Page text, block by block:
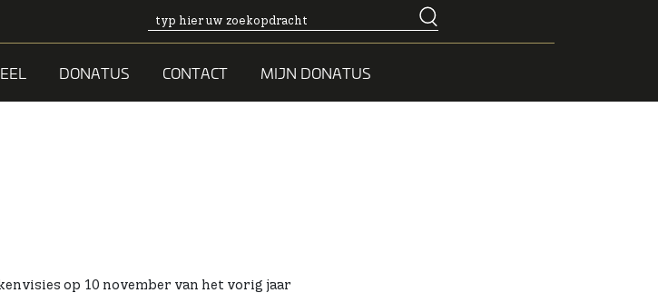
DONATUS CONTACT MIJN DONATUS
op 10 november van het vorig jaar